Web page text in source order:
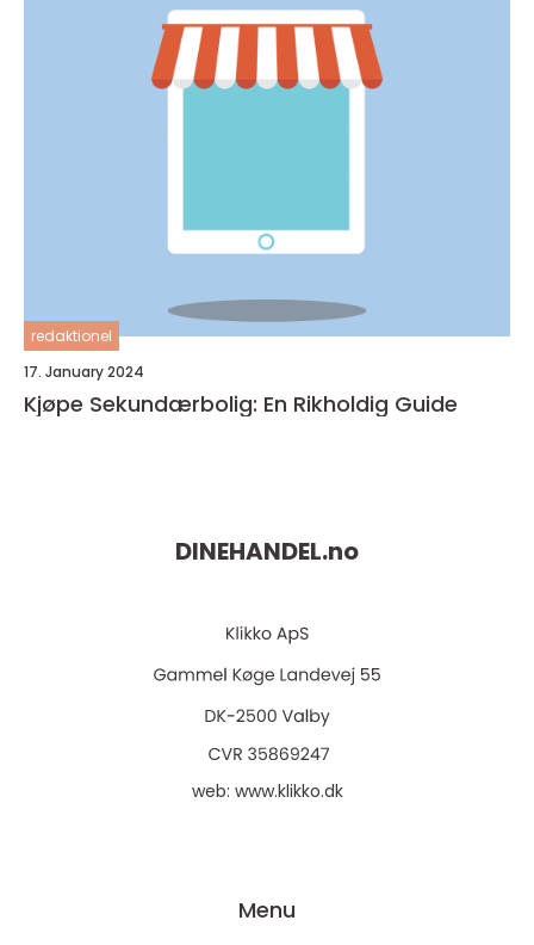
redaktionel
17. January 2024
Kjøpe Sekundærbolig: En Rikholdig Guide
DINEHANDEL.no
web: www.klikko.dk
Menu